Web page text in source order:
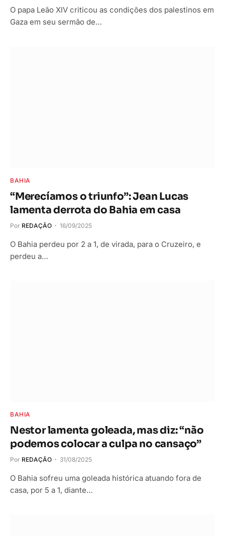
O papa Leão XIV criticou as condições dos palestinos em
Gaza em seu sermão de…
BAHIA
“Merecíamos o triunfo”: Jean Lucas
lamenta derrota do Bahia em casa
Por REDAÇÃO 16/09/2025
O Bahia perdeu por 2 a 1, de virada, para o Cruzeiro, e
perdeu a…
BAHIA
Nestor lamenta goleada, mas diz: “não
podemos colocar a culpa no cansaço”
Por REDAÇÃO 31/08/2025
O Bahia sofreu uma goleada histórica atuando fora de
casa, por 5 a 1, diante…